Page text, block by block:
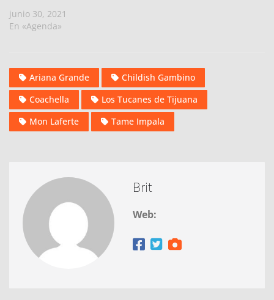
junio 30, 2021
En «Agenda»
Ariana Grande
Childish Gambino
Coachella
Los Tucanes de Tijuana
Mon Laferte
Tame Impala
Brit
Web: